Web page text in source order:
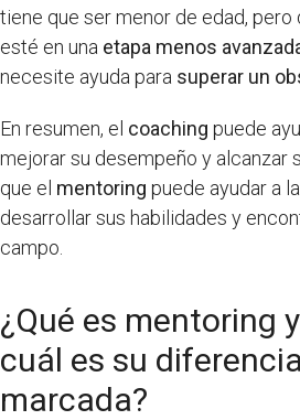
tiene que ser menor de edad, pero
esté en una etapa menos
necesite ayuda para superar un
En resumen, el coaching puede
mejorar su desempeño y alcanzar
que el mentoring puede ayudar a
desarrollar sus habilidades y
campo.
¿Qué es mentoring
cuál es su
marcada?